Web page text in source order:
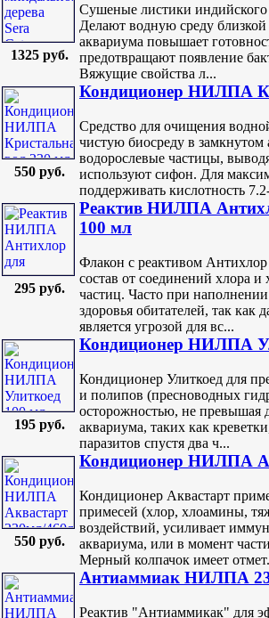
1325 руб.
Сушеные листики индийского
Делают водную среду близкой
аквариума повышает
предотвращают появление
Вяжущие свойства л...
550 руб.
Кондиционер НИЛПА
Средство для очищения
чистую биосреду в
водорослевые частицы,
используют сифон. Для
поддерживать кислотность
295 руб.
Реактив НИЛПА
100 мл
Флакон с реактивом
состав от соединений хлора
частиц. Часто при
здоровья обитателей, так как
является угрозой для вс...
195 руб.
Кондиционер НИЛПА
Кондиционер Улиткоед для
и полипов (пресноводных
осторожностью, не превышая
аквариума, таких как
паразитов спустя два ч...
550 руб.
Кондиционер НИЛПА
Кондиционер Аквастарт
примесей (хлор, хлоамины,
воздействий, усиливает
аквариума, или в момент
Мерный колпачок имеет
Антиаммиак НИЛПА
Реактив "Антиаммикак" для